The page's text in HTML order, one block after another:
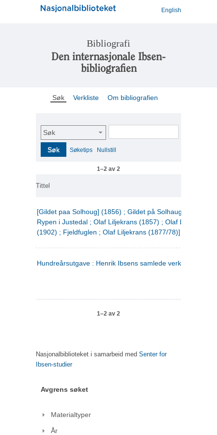
English
Bibliografi
Den internasjonale Ibsen-
bibliografien
Søk Verkliste Om bibliografien
Søk
Søk Søketips Nullstill
1–2 av 2
Tittel
[Gildet paa Solhoug] (1856) ; Gildet på Solhaug (1883) ;
Rypen i Justedal ; Olaf Liljekrans (1857) ; Olaf Liljekrans
(1902) ; Fjeldfuglen ; Olaf Liljekrans (1877/78)]
Hundreårsutgave : Henrik Ibsens samlede verker. 3
1–2 av 2
Nasjonalbiblioteket i samarbeid med Senter for
Ibsen-studier
Avgrens søket
Materialtyper
År